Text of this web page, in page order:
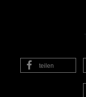
teilen